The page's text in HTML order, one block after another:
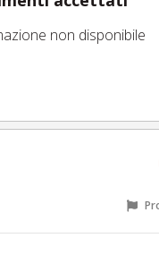
non disponibile